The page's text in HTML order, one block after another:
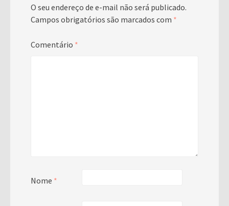
O seu endereço de e-mail não será publicado.
Campos obrigatórios são marcados com *
Comentário *
Nome *